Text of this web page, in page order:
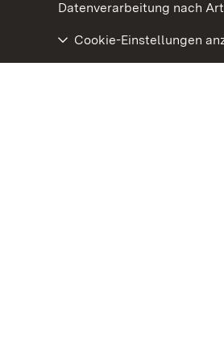
Datenverarbeitung nach
Cookie-Einstellungen